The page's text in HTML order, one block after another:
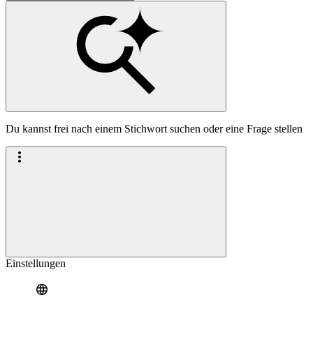
Du kannst frei nach einem Stichwort suchen oder eine Frage stellen
Einstellungen